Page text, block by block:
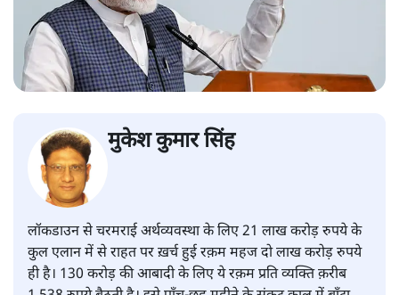
मुकेश कुमार सिंह
लॉकडाउन से चरमराई अर्थव्यवस्था के लिए 21 लाख करोड़ रुपये के
कुल एलान में से राहत पर ख़र्च हुई रक़म महजदो लाख करोड़ रुपये
ही है। 130 करोड़ की आबादी के लिए ये रक़म प्रति व्यक्ति क़रीब